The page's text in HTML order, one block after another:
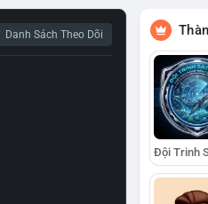
Danh Sách Theo Dõi